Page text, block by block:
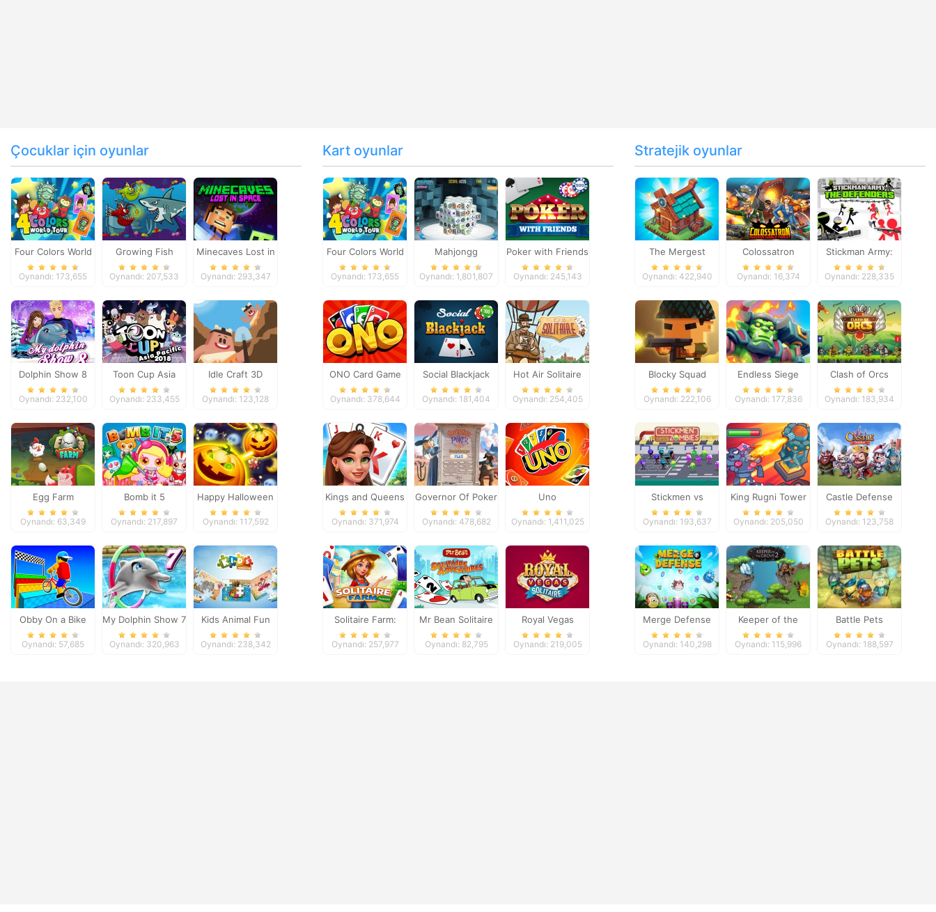
Çocuklar için oyunlar
Four Colors World
Tour
Oynandı: 173,655
Growing Fish
Oynandı: 207,533
Minecaves Lost in
Space
Oynandı: 293,347
Dolphin Show 8
Oynandı: 232,100
Toon Cup Asia
Pacific 2018
Oynandı: 233,455
Idle Craft 3D
Oynandı: 123,128
Egg Farm
Oynandı: 63,349
Bomb it 5
Oynandı: 217,897
Happy Halloween
Oynandı: 117,592
Obby On a Bike
Oynandı: 57,685
My Dolphin Show 7
Oynandı: 320,963
Kids Animal Fun
Oynandı: 238,342
Kart oyunlar
Four Colors World
Tour
Oynandı: 173,655
Mahjongg
Dimensions
Oynandı: 1,801,807
Poker with Friends
Oynandı: 245,143
ONO Card Game
Oynandı: 378,644
Social Blackjack
Oynandı: 181,404
Hot Air Solitaire
Oynandı: 254,405
Kings and Queens
Solitaire Tripeaks
Oynandı: 371,974
Governor Of Poker
2
Oynandı: 478,682
Uno
Oynandı: 1,411,025
Solitaire Farm:
Seasons
Oynandı: 257,977
Mr Bean Solitaire
Adventures
Oynandı: 82,795
Royal Vegas
Solitaire
Oynandı: 219,005
Stratejik oyunlar
The Mergest
Kingdom
Oynandı: 422,940
Colossatron
Oynandı: 16,374
Stickman Army:
The Defenders
Oynandı: 228,335
Blocky Squad
Oynandı: 222,106
Endless Siege
Oynandı: 177,836
Clash of Orcs
Oynandı: 183,934
Stickmen vs
Zombies
Oynandı: 193,637
King Rugni Tower
Defense
Oynandı: 205,050
Castle Defense
Oynandı: 123,758
Merge Defense
Oynandı: 140,298
Keeper of the
Grove 2
Oynandı: 115,996
Battle Pets
Oynandı: 188,597